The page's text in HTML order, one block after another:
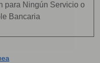
para Ningún Servicio o
Bancaria